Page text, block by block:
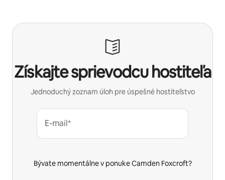
Získajte sprievodcu hostiteľa
Jednoduchý zoznam úloh pre úspešné hostiteľstvo
E-mail*
Bývate momentálne v ponuke Camden Foxcroft?